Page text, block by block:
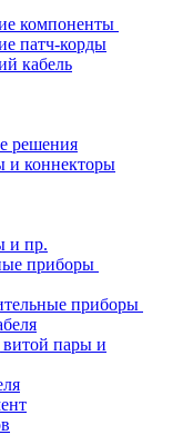
компоненты
патч-корды
кабель
решения
и коннекторы
и пр.
приборы
приборы
витой пары и